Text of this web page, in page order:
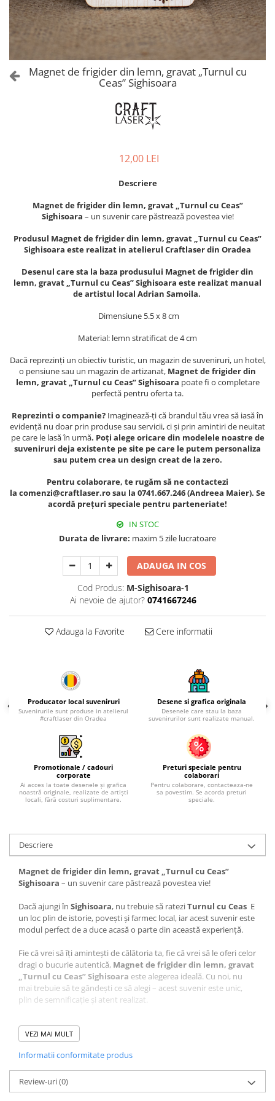
Castelul Peles
Cetatea Alba Carolina
Cetatea de Scaun a Sucevei
Cetatea Oradea
Sighisoara
Bojdeuca "Ion Creanga", Iasi
Cazinoul Constanta
Galeria Artei Iesene (Muzeul
Nicolae Gane)
Muzeul de Arta Cluj Napoca
Muzeul National de Istorie a
Bucuresti
Cluj Napoca
Colonada Imperiala, Buzias
Maramures
Oradea
Sibiu
Palate si Curti Domnesti
Curtea Domneasca, Targoviste
Palatul Alexandru Ioan Cuza,
Cani suvenir
Colectia "Orase Medievale"
Colectia Semne de carte Suvenir
Semn de carte suvenir acuarela
Semn de carte suvenir gravat
Magneti de frigider, din lemn
Magneti de frigider din lemn,
Magneti de frigider, din lemn,
Mitul Dracula
Puzzle suvenir
Romania
Sacose bumbac
Suport pahare suvenir din pluta
Tablou suvenir
Tablouri acuarela
Colectia "Belle Epoque"
Colectia "Visit Romania"
Colectia medievala
Magnet de frigider din lemn, gravat „Turnul cu
Ceas” Sighisoara
12,00 LEI
Descriere
Magnet de frigider din lemn, gravat „Turnul cu Ceas”
Sighisoara – un suvenir care păstrează povestea vie!
Produsul Magnet de frigider din lemn, gravat „Turnul cu Ceas”
Sighisoara este realizat in atelierul Craftlaser din Oradea
Desenul care sta la baza produsului Magnet de frigider din
lemn, gravat „Turnul cu Ceas” Sighisoara este realizat manual
de artistul local Adrian Samoila.
Dimensiune 5.5 x 8 cm
Material: lemn stratificat de 4 cm
Dacă reprezinți un obiectiv turistic, un magazin de suveniruri, un hotel,
o pensiune sau un magazin de artizanat, Magnet de frigider din
lemn, gravat „Turnul cu Ceas” Sighisoara poate fi o completare
perfectă pentru oferta ta.
Reprezinti o companie? Imaginează-ți că brandul tău vrea să iasă în
evidență nu doar prin produse sau servicii, ci și prin amintiri de neuitat
pe care le lasă în urmă. Poți alege oricare din modelele noastre de
suveniruri deja existente pe site pe care le putem personaliza
sau putem crea un design creat de la zero.
Pentru colaborare, te rugăm să ne contactezi
la comenzi@craftlaser.ro sau la 0741.667.246 (Andreea Maier). Se
acordă prețuri speciale pentru parteneriate!
IN STOC
Durata de livrare: maxim 5 zile lucratoare
ADAUGA IN COS
Cod Produs: M-Sighisoara-1
Ai nevoie de ajutor? 0741667246
Adauga la Favorite Cere informatii
Producator local suveniruri
Suvenirurile sunt produse in atelierul
#craftlaser din Oradea
Desene si grafica originala
Desenele care stau la baza
suvenirurilor sunt realizate manual.
Promotionale / cadouri
corporate
Ai acces la toate desenele și grafica
noastră originale, realizate de artiști
locali, fără costuri suplimentare.
Preturi speciale pentru
colaborari
Pentru colaborare, contacteaza-ne
sa povestim. Se acorda preturi
speciale.
Descriere
Magnet de frigider din lemn, gravat „Turnul cu Ceas”
Sighisoara – un suvenir care păstrează povestea vie!
Dacă ajungi în Sighisoara, nu trebuie să rateziTurnul cu Ceas E
un loc plin de istorie, povești și farmec local, iar acest suvenir este
modul perfect de a duce acasă o parte din această experiență.
Fie că vrei să îți amintești de călătoria ta, fie că vrei să le oferi celor
dragi o bucurie autentică, Magnet de frigider din lemn, gravat
„Turnul cu Ceas” Sighisoara este alegerea ideală. Cu noi, nu
mai trebuie să te gândești ce să alegi – acest suvenir este unic,
plin de semnificație și atent realizat.
Design autentic
autenticitatea locului.
Artă personalizată: Desenul care stă la baza acestui suvenir
este realizat manual de artistul Adrian Samoilă, aducând un
plus de unicitate fiecărui produs.
VEZI MAI MULT
Informatii conformitate produs
Review-uri(0)